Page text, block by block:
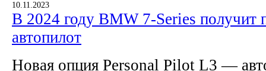
10.11.2023
В 2024 году BMW 7-Series получит
автопилот
Новая опция Personal Pilot L3 —